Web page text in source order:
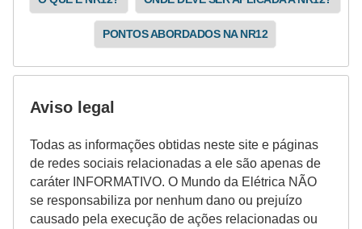
PONTOS ABORDADOS NA NR12
Aviso legal
Todas as informações obtidas neste site e páginas
de redes sociais relacionadas a ele são apenas de
caráter INFORMATIVO. O Mundo da Elétrica NÃO
se responsabiliza por nenhum dano ou prejuízo
causado pela execução de ações relacionadas ou
a
e
l
é
t
r